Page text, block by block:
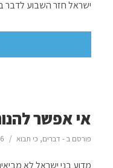
ישראל חזר השבוע לדבר
אי אפשר
פורסם ב - דברים, כי תבוא 16
מדוע בני ישראל לא